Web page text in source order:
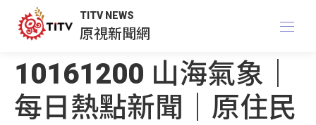
TITV NEWS
原視新聞網
10161200 山海氣象｜
每日熱點新聞｜原住民